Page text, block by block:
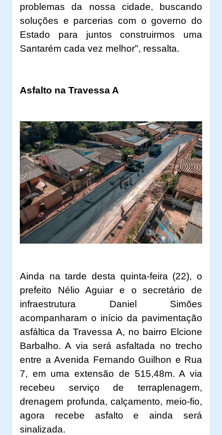
problemas da nossa cidade, buscando
soluções e parcerias com o governo do
Estado para juntos construirmos uma
Santarém cada vez melhor", ressalta.
Asfalto na Travessa A
Ainda na tarde desta quinta-feira (22), o
prefeito Nélio Aguiar e o secretário de
infraestrutura Daniel Simões
acompanharam o início da pavimentação
asfáltica da Travessa A, no bairro Elcione
Barbalho. A via será asfaltada no trecho
entre a Avenida Fernando Guilhon e Rua
7, em uma extensão de 515,48m. A via
recebeu serviço de terraplenagem,
drenagem profunda, calçamento, meio-fio,
agora recebe asfalto e ainda será
sinalizada.